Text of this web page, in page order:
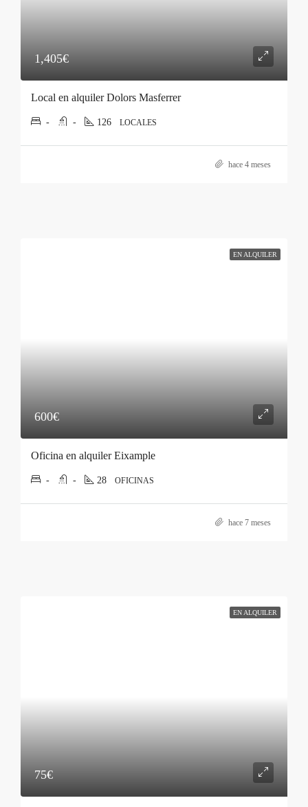
1,405€
Local en alquiler Dolors Masferrer
- - 126 LOCALES
hace 4 meses
EN ALQUILER
600€
Oficina en alquiler Eixample
- - 28 OFICINAS
hace 7 meses
EN ALQUILER
75€